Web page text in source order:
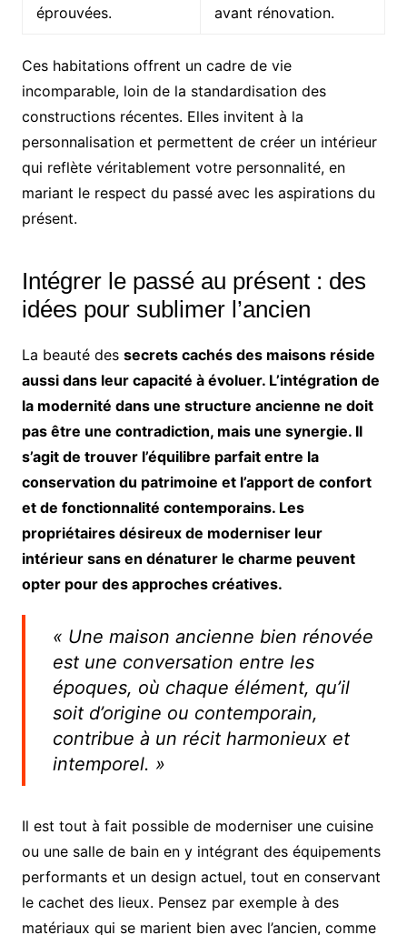
éprouvées.
avant rénovation.
Ces habitations offrent un cadre de vie
incomparable, loin de la standardisation des
constructions récentes. Elles invitent à la
personnalisation et permettent de créer un intérieur
qui reflète véritablement votre personnalité, en
mariant le respect du passé avec les aspirations du
présent.
Intégrer le passé au présent : des
idées pour sublimer l’ancien
La beauté des secrets cachés des maisons réside
aussi dans leur capacité à évoluer. L’intégration de
la modernité dans une structure ancienne ne doit
pas être une contradiction, mais une synergie. Il
s’agit de trouver l’équilibre parfait entre la
conservation du patrimoine et l’apport de confort
et de fonctionnalité contemporains. Les
propriétaires désireux de moderniser leur
intérieur sans en dénaturer le charme peuvent
opter pour des approches créatives.
« Une maison ancienne bien rénovée
est une conversation entre les
époques, où chaque élément, qu’il
soit d’origine ou contemporain,
contribue à un récit harmonieux et
intemporel. »
Il est tout à fait possible de moderniser une cuisine
ou une salle de bain en y intégrant des équipements
performants et un design actuel, tout en conservant
le cachet des lieux. Pensez par exemple à des
matériaux qui se marient bien avec l’ancien, comme